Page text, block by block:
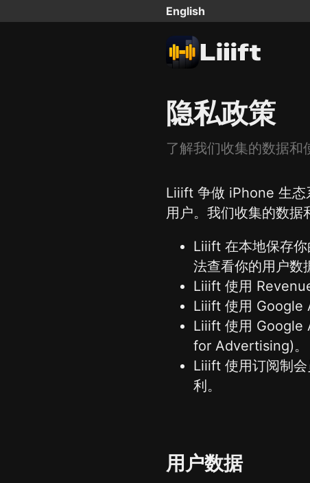
English
隐私政策
了解我们收集的数据和
Liiift 争做 iPhone 生态
用户。我们收集的数据
Liiift 在本地保存
法查看你的用户数
Liiift 使用
Liiift 使用 Google
Liiift 使用 Google
for Advertising)。
Liiift 使用订阅制
利。
用户数据